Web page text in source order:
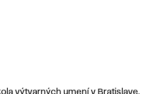
výtvarných umení v Bratislave.